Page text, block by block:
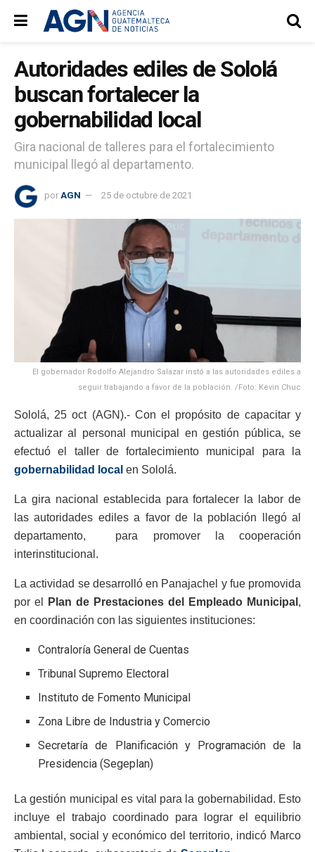
Autoridades ediles de Sololá
buscan fortalecer la
gobernabilidad local
Gira nacional de talleres para el fortalecimiento
municipal llegó al departamento.
por AGN 25 de octubre de 2021
El gobernador Rodolfo Alejandro Salazar instó a las autoridades ediles a
seguir trabajando a favor de la población. /Foto: Kevin Chuc
Sololá, 25 oct (AGN).- Con el propósito de capacitar y
actualizar al personal municipal en gestión pública, se
efectuó el taller de fortalecimiento municipal para la
gobernabilidad local en Sololá.
La gira nacional establecida para fortalecer la labor de
las autoridades ediles a favor de la población llegó al
departamento, para promover la cooperación
interinstitucional.
La actividad se desarrolló en Panajachel y fue promovida
por el
Plan de Prestaciones del Empleado Municipal ,
en coordinación con las siguientes instituciones:
Contraloría General de Cuentas
Tribunal Supremo Electoral
Instituto de Fomento Municipal
Zona Libre de Industria y Comercio
Secretaría de Planificación y Programación de la
Presidencia (Segeplan)
La gestión municipal es vital para la gobernabilidad. Esto
incluye el trabajo coordinado para lograr el equilibrio
ambiental, social y económico del territorio, indicó Marco